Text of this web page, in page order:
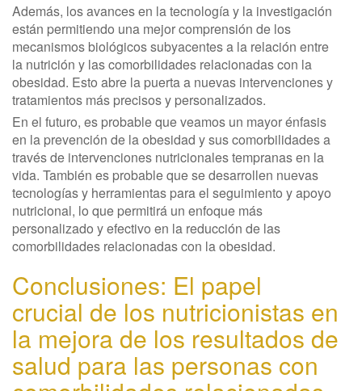
Además, los avances en la tecnología y la investigación
están permitiendo una mejor comprensión de los
mecanismos biológicos subyacentes a la relación entre
la nutrición y las comorbilidades relacionadas con la
obesidad. Esto abre la puerta a nuevas intervenciones y
tratamientos más precisos y personalizados.
En el futuro, es probable que veamos un mayor énfasis
en la prevención de la obesidad y sus comorbilidades a
través de intervenciones nutricionales tempranas en la
vida. También es probable que se desarrollen nuevas
tecnologías y herramientas para el seguimiento y apoyo
nutricional, lo que permitirá un enfoque más
personalizado y efectivo en la reducción de las
comorbilidades relacionadas con la obesidad.
Conclusiones: El papel
crucial de los nutricionistas en
la mejora de los resultados de
salud para las personas con